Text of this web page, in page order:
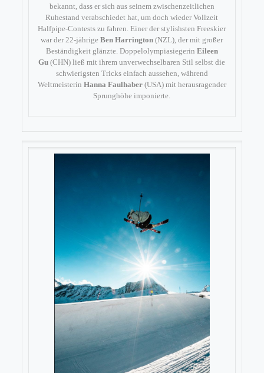
bekannt, dass er sich aus seinem zwischenzeitlichen
Ruhestand verabschiedet hat, um doch wieder Vollzeit
Halfpipe-Contests zu fahren. Einer der stylishsten Freeskier
war der 22-jährigeBen Harrington (NZL), der mit großer
Beständigkeit glänzte. Doppelolympiasiegerin Eileen
Gu (CHN) ließ mit ihrem unverwechselbaren Stil selbst die
schwierigsten Tricks einfach aussehen, während
Weltmeisterin Hanna Faulhaber(USA) mit herausragender
Sprunghöhe imponierte.